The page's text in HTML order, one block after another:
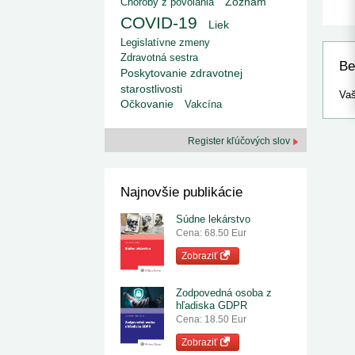
Ministerstvo zdravotníctva zverejnilo aktualizovaný
zoznam kategori...
29. 6. 2026
Rezort zdravotníctva zverejnil zoznam
kategorizovaných špeciálnych ...
29. 6. 2026
Výzva na podporu dostupnosti zdravotnej
22. 6. 2026
redakcia
COVID-19 Liek
Legislatívne zmeny
Zdravotná sestra
Poskytovanie zdravotnej
starostlivosti
Očkovanie Vakcína
Register kľúčových slov
Najnovšie publikácie
Súdne lekárstvo
Cena: 68.50 Eur
Zobraziť
Zodpovedná osoba z
hľadiska GDPR
Cena: 18.50 Eur
Zobraziť